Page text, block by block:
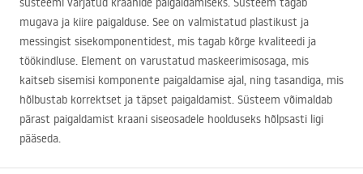
mugava ja kiire paigalduse. See on valmistatud plastikust ja
messingist sisekomponentidest, mis tagab kõrge kvaliteedi ja
töökindluse. Element on varustatud maskeerimisosaga, mis
kaitseb sisemisi komponente paigaldamise ajal, ning tasandiga, mis
hõlbustab korrektset ja täpset paigaldamist. Süsteem võimaldab
pärast paigaldamist kraani siseosadele hoolduseks hõlpsasti ligi
pääseda.